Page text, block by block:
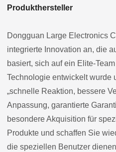
Produkthersteller
Dongguan Large Electronics
integrierte Innovation an, die
basiert, sich auf ein Elite-
Technologie entwickelt wurde
„schnelle Reaktion, bessere
Anpassung, garantierte
besondere Akquisition für
Produkte und schaffen Sie
die speziellen Benutzer